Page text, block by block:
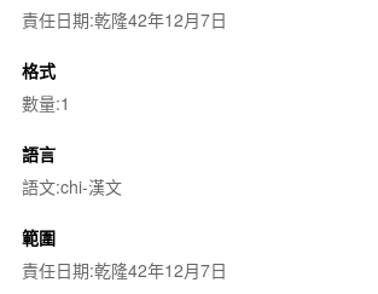
責任日期:乾隆42年12月7日
格式
數量:1
語言
語文:chi-漢文
範圍
責任日期:乾隆42年12月7日